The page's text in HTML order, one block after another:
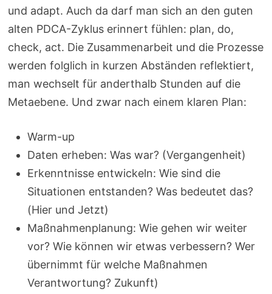
und adapt. Auch da darf man sich an den guten
alten PDCA-Zyklus erinnert fühlen: plan, do,
check, act. Die Zusammenarbeit und die Prozesse
werden folglich in kurzen Abständen reflektiert,
man wechselt für anderthalb Stunden auf die
Metaebene. Und zwar nach einem klaren Plan:
Warm-up
Daten erheben: Was war? (Vergangenheit)
Erkenntnisse entwickeln: Wie sind die
Situationen entstanden? Was bedeutet das?
(Hier und Jetzt)
Maßnahmenplanung: Wie gehen wir weiter
vor? Wie können wir etwas verbessern? Wer
übernimmt für welche Maßnahmen
Verantwortung? Zukunft)